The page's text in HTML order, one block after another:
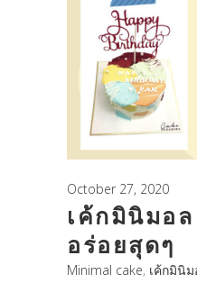
October 27, 2020
เค้กมินิมอ
อร่อยสุดๆ
Minimal cake, เค้กมินิม